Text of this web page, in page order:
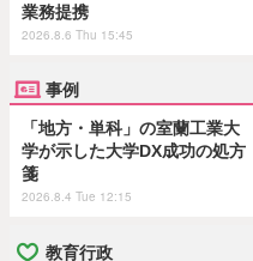
業務提携
2026.8.6 Thu 15:45
事例
「地方・単科」の室蘭工業大
学が示した大学DX成功の処方
箋
2026.8.4 Tue 12:15
教育行政